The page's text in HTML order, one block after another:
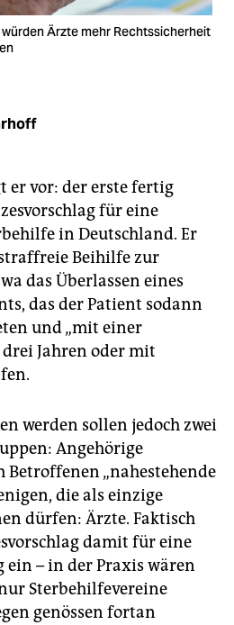
Ärzte mehr Rechtssicherheit
er vor: der erste fertig
für eine
in Deutschland. Er
Beihilfe zur
das Überlassen eines
das der Patient sodann
und „mit einer
Jahren oder mit
werden sollen jedoch zwei
Angehörige
Betroffenen „nahestehende
die als einzige
dürfen: Ärzte. Faktisch
damit für eine
– in der Praxis wären
Sterbehilfevereine
genössen fortan